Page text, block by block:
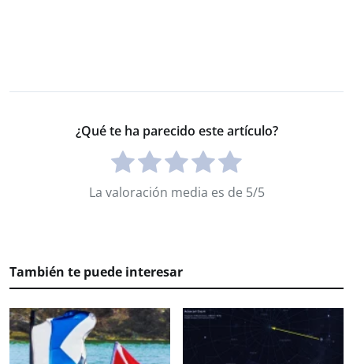
¿Qué te ha parecido este artículo?
La valoración media es de 5/5
También te puede interesar